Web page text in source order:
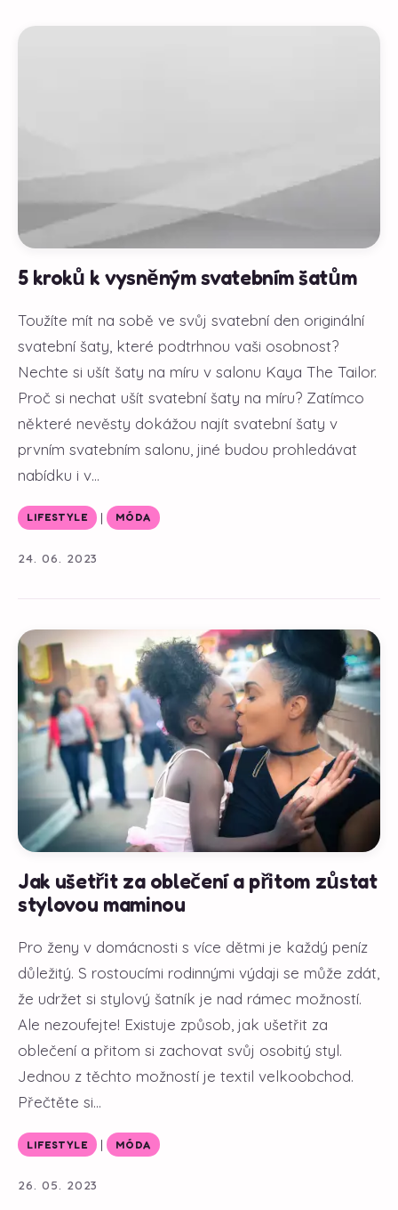
5 kroků k vysněným svatebním šatům
Toužíte mít na sobě ve svůj svatební den originální
svatební šaty, které podtrhnou vaši osobnost?
Nechte si ušít šaty na míru v salonu Kaya The Tailor.
Proč si nechat ušít svatební šaty na míru? Zatímco
některé nevěsty dokážou najít svatební šaty v
prvním svatebním salonu, jiné budou prohledávat
nabídku i v...
LIFESTYLE | MÓDA
24. 06. 2023
Jak ušetřit za oblečení a přitom zůstat
stylovou maminou
Pro ženy v domácnosti s více dětmi je každý peníz
důležitý. S rostoucími rodinnými výdaji se může zdát,
že udržet si stylový šatník je nad rámec možností.
Ale nezoufejte! Existuje způsob, jak ušetřit za
oblečení a přitom si zachovat svůj osobitý styl.
Jednou z těchto možností je textil velkoobchod.
Přečtěte si...
LIFESTYLE | MÓDA
26. 05. 2023